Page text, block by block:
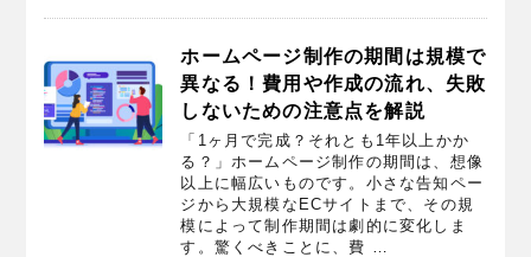
ホームページ制作の期間は規模で
異なる！費用や作成の流れ、失敗
しないための注意点を解説
「1ヶ月で完成？それとも1年以上かか
る？」ホームページ制作の期間は、想像
以上に幅広いものです。小さな告知ペー
ジから大規模なECサイトまで、その規
模によって制作期間は劇的に変化しま
す。驚くべきことに、費 …